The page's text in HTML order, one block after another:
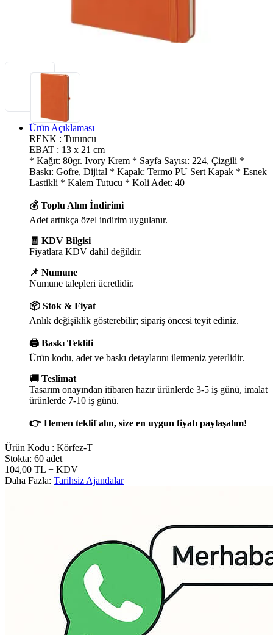
Ürün Açıklaması
RENK : Turuncu
EBAT : 13 x 21 cm
* Kağıt: 80gr. Ivory Krem * Sayfa Sayısı: 224, Çizgili *
Baskı: Gofre, Dijital * Kapak: Termo PU Sert Kapak * Esnek
Lastikli * Kalem Tutucu * Koli Adet: 40
💰 Toplu Alım İndirimi
Adet arttıkça özel indirim uygulanır.
🧾 KDV Bilgisi
Fiyatlara KDV dahil değildir.
📌 Numune
Numune talepleri ücretlidir.
📦 Stok & Fiyat
Anlık değişiklik gösterebilir; sipariş öncesi teyit ediniz.
🖨️ Baskı Teklifi
Ürün kodu, adet ve baskı detaylarını iletmeniz yeterlidir.
🚚 Teslimat
Tasarım onayından itibaren hazır ürünlerde 3-5 iş günü, imalat
ürünlerde 7-10 iş günü.
👉 Hemen teklif alın, size en uygun fiyatı paylaşalım!
Ürün Kodu : Körfez-T
Stokta: 60 adet
104,00 TL + KDV
Daha Fazla: Tarihsiz Ajandalar